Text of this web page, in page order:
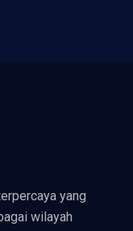
yang
wilayah